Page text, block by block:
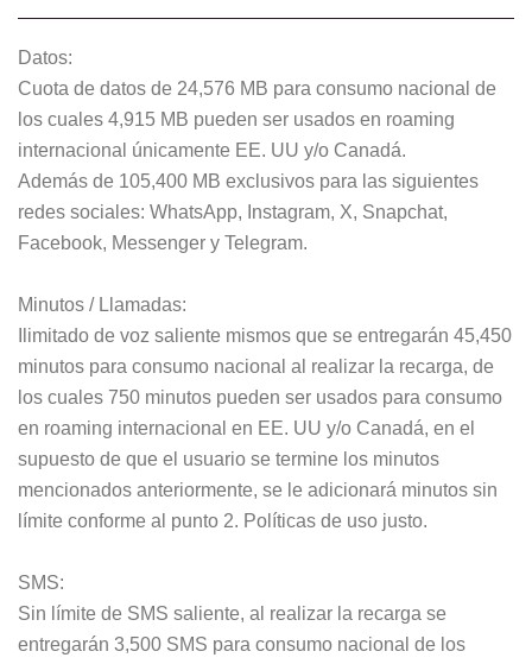
Datos:
Cuota de datos de 24,576 MB para consumo nacional de
los cuales 4,915 MB pueden ser usados en roaming
internacional únicamente EE. UU y/o Canadá.
Además de 105,400 MB exclusivos para las siguientes
redes sociales: WhatsApp, Instagram, X, Snapchat,
Facebook, Messenger y Telegram.
Minutos / Llamadas:
Ilimitado de voz saliente mismos que se entregarán 45,450
minutos para consumo nacional al realizar la recarga, de
los cuales 750 minutos pueden ser usados para consumo
en roaming internacional en EE. UU y/o Canadá, en el
supuesto de que el usuario se termine los minutos
mencionados anteriormente, se le adicionará minutos sin
límite conforme al punto 2. Políticas de uso justo.
SMS:
Sin límite de SMS saliente, al realizar la recarga se
entregarán 3,500 SMS para consumo nacional de los